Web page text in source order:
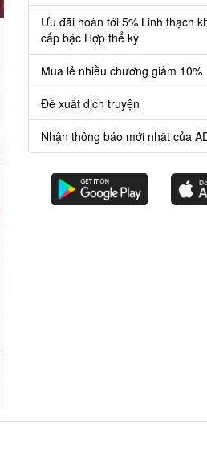
Số chương, mua combo thì đến danh
nhập Nạp linh thạch
sẽ không phải ấn mua.
phím mũi tên hoặc A/D để lùi/sang
Ưu đãi hoàn tới 5% Linh thạch
cấp bậc Hợp thể kỳ
Mua lẻ nhiều chương giảm 10%
Đề xuất dịch truyện
Nhận thông báo mới nhất của